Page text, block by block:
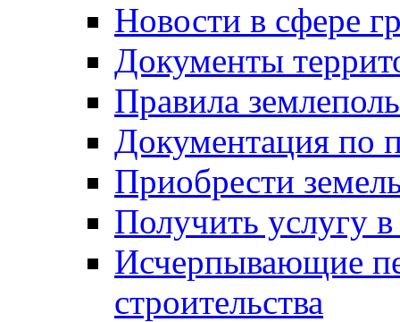
Новости в сфере
Документы
Правила
Документация по
Приобрести
Получить услугу в
Исчерпывающие
строительства